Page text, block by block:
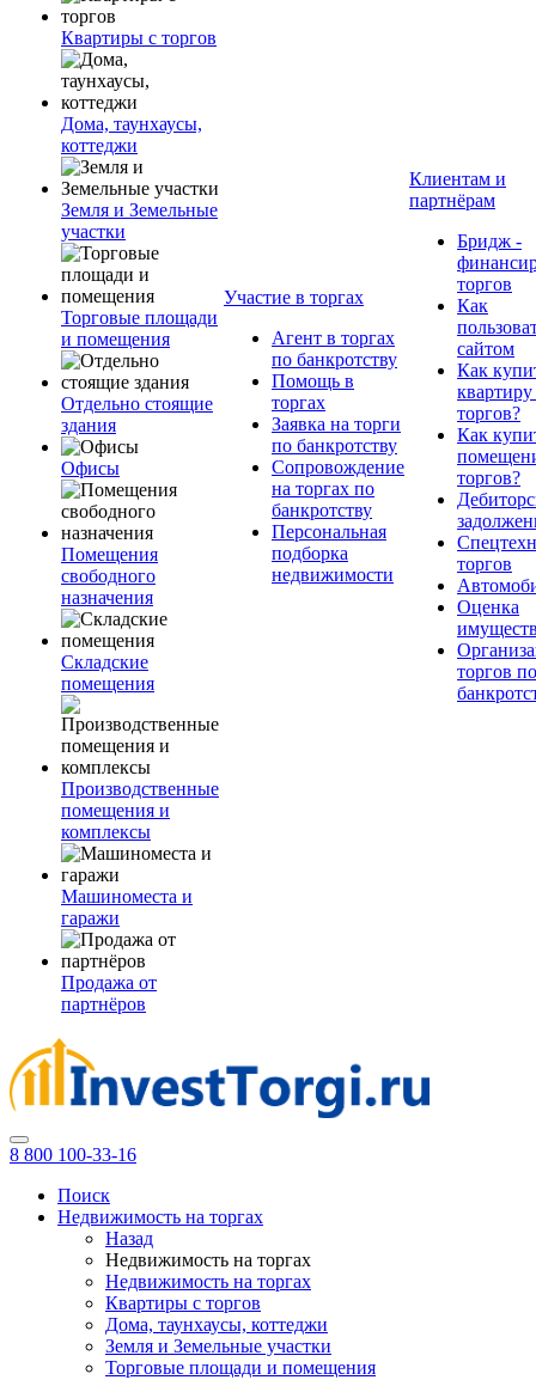
Квартиры с торгов
Дома, таунхаусы,
коттеджи
Земля и Земельные
участки
Торговые площади
и помещения
Отдельно стоящие
здания
Офисы
Помещения
свободного
назначения
Складские
помещения
Производственные
помещения и
комплексы
Машиноместа и
гаражи
Продажа от
партнёров
Участие в торгах
Агент в торгах
по банкротству
Помощь в
торгах
Заявка на торги
по банкротству
Сопровождение
на торгах по
банкротству
Персональная
подборка
недвижимости
Клиентам и
партнёрам
Бридж -
торгов
Как
сайтом
Как
квартиру
торгов?
Как
торгов?
торгов
Оценка
торгов по
8 800 100-33-16
Поиск
Недвижимость на торгах
Назад
Недвижимость на торгах
Недвижимость на торгах
Квартиры с торгов
Дома, таунхаусы, коттеджи
Земля и Земельные участки
Торговые площади и помещения